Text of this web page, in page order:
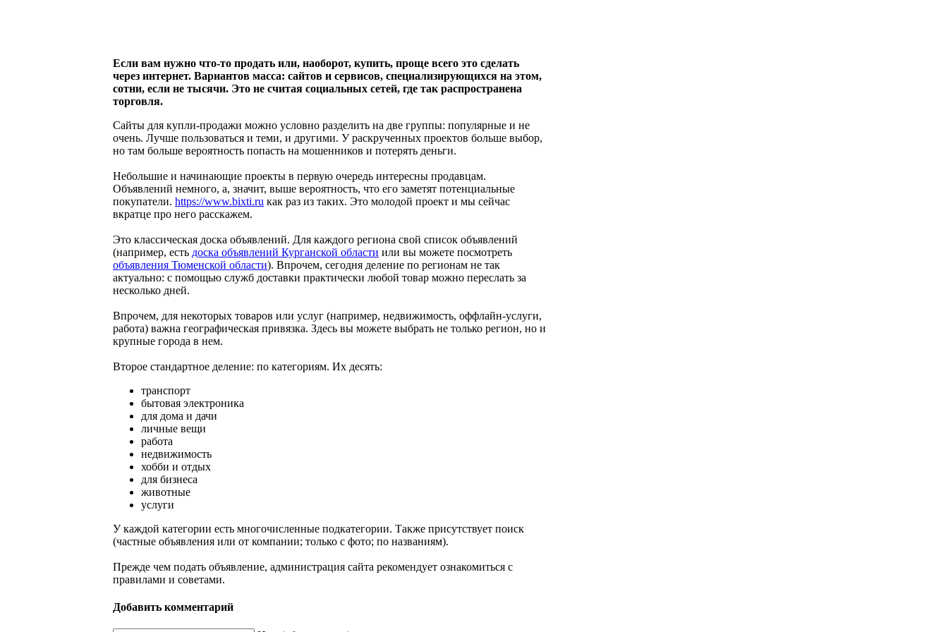
Если вам нужно что-то продать или, наоборот, купить, проще всего это сделать
через интернет. Вариантов масса: сайтов и сервисов, специализирующихся на этом,
сотни, если не тысячи. Это не считая социальных сетей, где так распространена
торговля.
Сайты для купли-продажи можно условно разделить на две группы: популярные и не
очень. Лучше пользоваться и теми, и другими. У раскрученных проектов больше выбор,
но там больше вероятность попасть на мошенников и потерять деньги.
Небольшие и начинающие проекты в первую очередь интересны продавцам.
Объявлений немного, а, значит, выше вероятность, что его заметят потенциальные
покупатели. https://www.bixti.ru как раз из таких. Это молодой проект и мы сейчас
вкратце про него расскажем.
Это классическая доска объявлений. Для каждого региона свой список объявлений
(например, есть доска объявлений Курганской области или вы можете посмотреть
объявления Тюменской области). Впрочем, сегодня деление по регионам не так
актуально: с помощью служб доставки практически любой товар можно переслать за
несколько дней.
Впрочем, для некоторых товаров или услуг (например, недвижимость, оффлайн-услуги,
работа) важна географическая привязка. Здесь вы можете выбрать не только регион, но и
крупные города в нем.
Второе стандартное деление: по категориям. Их десять:
транспорт
бытовая электроника
для дома и дачи
личные вещи
работа
недвижимость
хобби и отдых
для бизнеса
животные
услуги
У каждой категории есть многочисленные подкатегории. Также присутствует поиск
(частные объявления или от компании; только с фото; по названиям).
Прежде чем подать объявление, администрация сайта рекомендует ознакомиться с
правилами и советами.
Добавить комментарий